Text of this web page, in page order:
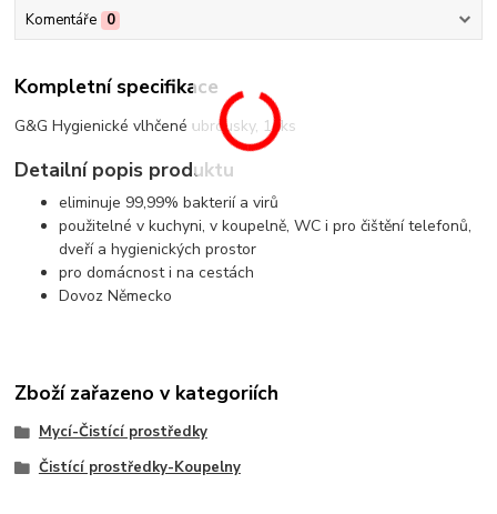
Komentáře 0
Kompletní specifikace
G&G Hygienické vlhčené ubrousky, 15ks
Detailní popis produktu
eliminuje 99,99% bakterií a virů
použitelné v kuchyni, v koupelně, WC i pro čištění telefonů,
dveří a hygienických prostor
pro domácnost i na cestách
Dovoz Německo
Zboží zařazeno v kategoriích
Mycí-Čistící prostředky
Čistící prostředky-Koupelny